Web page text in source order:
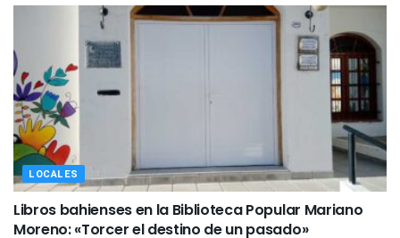
LOCALES
Libros bahienses en la Biblioteca Popular Mariano
Moreno: «Torcer el destino de un pasado»